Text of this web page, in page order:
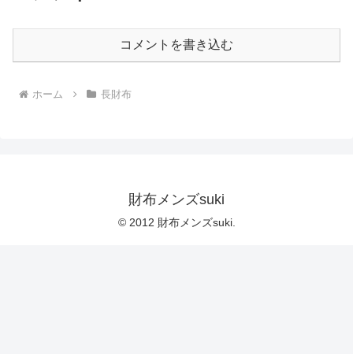
コメントを書き込む
ホーム 長財布
財布メンズsuki
© 2012 財布メンズsuki.